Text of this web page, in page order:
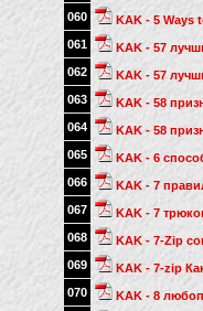
060
KAK - 5 Ways
061
KAK - 57
062
KAK - 57
063
KAK - 58
064
KAK - 58
065
KAK - 6
066
KAK - 7
067
KAK - 7
068
KAK - 7-Zip
069
KAK - 7-zip
070
KAK - 8